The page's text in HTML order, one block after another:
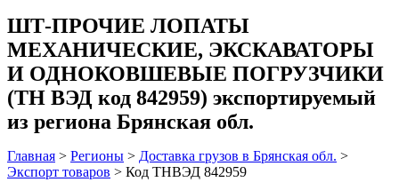
ШТ-ПРОЧИЕ ЛОПАТЫ
МЕХАНИЧЕСКИЕ, ЭКСКАВАТОРЫ
И ОДНОКОВШЕВЫЕ ПОГРУЗЧИКИ
(ТН ВЭД код 842959) экспортируемый
из региона Брянская обл.
Главная > Регионы > Доставка грузов в Брянская обл. >
Экспорт товаров > Код ТНВЭД 842959